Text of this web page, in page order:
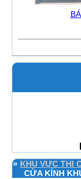
» KHU VỰC THI
CỬA KÍNH